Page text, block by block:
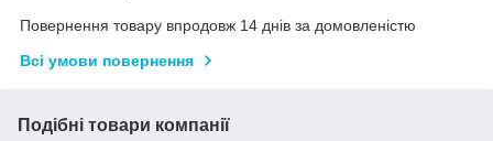
Повернення товару впродовж 14 днів за домовленістю
Всі умови повернення
Подібні товари компанії